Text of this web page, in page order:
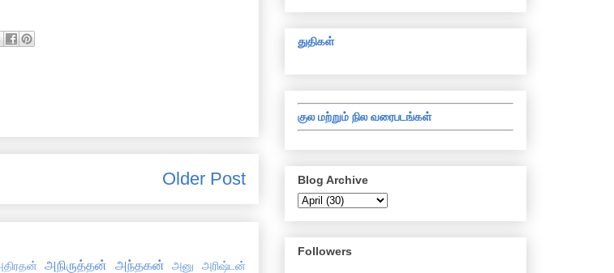
Older Post
அநிருத்தன் அந்தகன் அனு அரிஷ்டன்
துதிகள்
குல மற்றும் நில வரைபடங்கள்
Blog Archive
Followers